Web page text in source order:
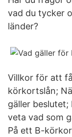
vad du tycker
länder?
Villkor för att
körkortslån;
gäller
veta vad som
På ett B-